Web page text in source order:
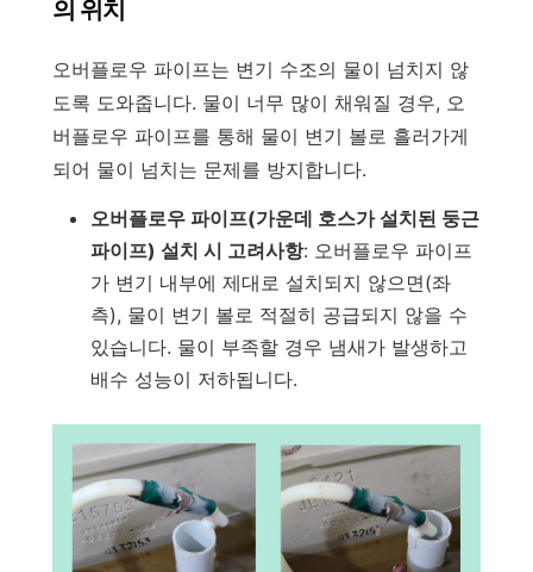
의 위치
오버플로우 파이프는 변기 수조의 물이 넘치지 않
도록 도와줍니다. 물이 너무 많이 채워질 경우, 오
버플로우 파이프를 통해 물이 변기 볼로 흘러가게
되어 물이 넘치는 문제를 방지합니다.
오버플로우 파이프(가운데 호스가 설치된 둥근
파이프) 설치 시 고려사항: 오버플로우 파이프
가 변기 내부에 제대로 설치되지 않으면(좌
측), 물이 변기 볼로 적절히 공급되지 않을 수
있습니다. 물이 부족할 경우 냄새가 발생하고
배수 성능이 저하됩니다.